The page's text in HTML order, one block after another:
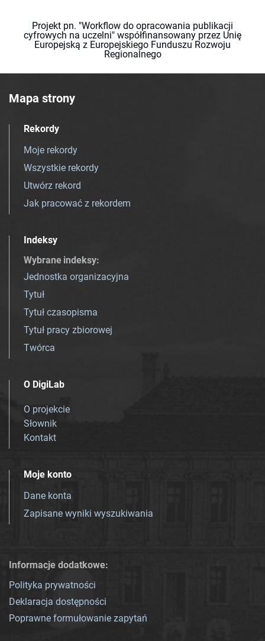
Projekt pn. "Workflow do opracowania publikacji
cyfrowych na uczelni" współfinansowany przez Unię
Europejską z Europejskiego Funduszu Rozwoju
Regionalnego
Mapa strony
Rekordy
Moje rekordy
Wszystkie rekordy
Utwórz rekord
Jak pracować z rekordem
Indeksy
Wybrane indeksy:
Jednostka organizacyjna
Tytuł
Tytuł czasopisma
Tytuł pracy zbiorowej
Twórca
O DigiLab
O projekcie
Słownik
Kontakt
Moje konto
Dane konta
Zapisane wyniki wyszukiwania
Informacje dodatkowe:
Polityka prywatności
Deklaracja dostępności
Poprawne formułowanie zapytań